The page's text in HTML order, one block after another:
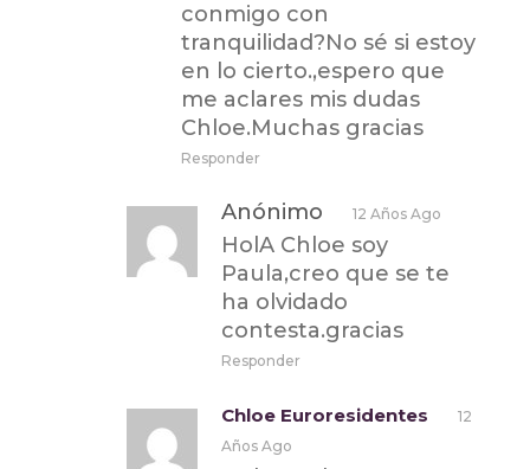
conmigo con
tranquilidad?No sé si estoy
en lo cierto.,espero que
me aclares mis dudas
Chloe.Muchas gracias
Responder
Anónimo 12 Años Ago
HolA Chloe soy
Paula,creo que se te
ha olvidado
contesta.gracias
Responder
Chloe Euroresidentes
12
Años Ago